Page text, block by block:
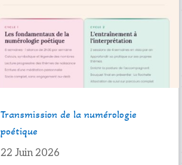
Transmission de la numérologie
poétique
22 Juin 2026